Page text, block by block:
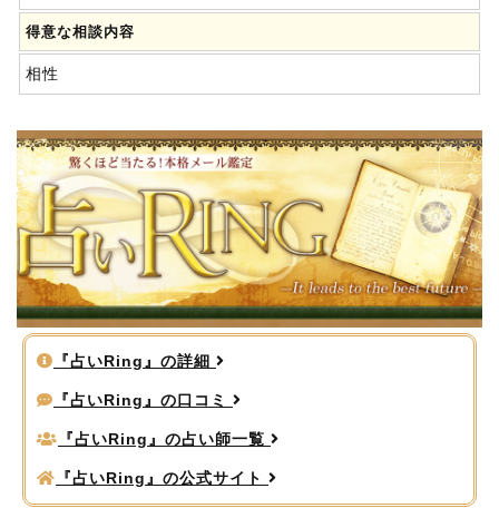
得意な相談内容
相性
『占いRing』の詳細
『占いRing』の口コミ
『占いRing』の占い師一覧
『占いRing』の公式サイト